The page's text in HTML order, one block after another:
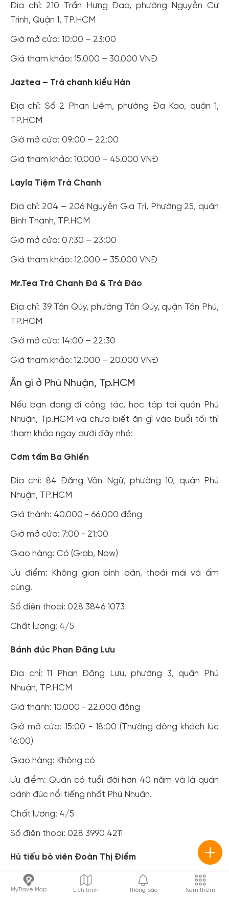
Địa chỉ: 210 Trần Hưng Đạo, phường Nguyễn Cư
Trinh, Quận 1, TP.HCM
Giờ mở cửa: 10:00 – 23:00
Giá tham khảo: 15.000 – 30.000 VNĐ
Jaztea – Trà chanh kiểu Hàn
Địa chỉ: Số 2 Phan Liêm, phường Đa Kao, quận 1,
TP.HCM
Giờ mở cửa: 09:00 – 22:00
Giá tham khảo: 10.000 – 45.000 VNĐ
Layla Tiệm Trà Chanh
Địa chỉ: 204 – 206 Nguyễn Gia Trí, Phường 25, quận
Bình Thạnh, TP.HCM
Giờ mở cửa: 07:30 – 23:00
Giá tham khảo: 12.000 – 35.000 VNĐ
Mr.Tea Trà Chanh Đá & Trà Đào
Địa chỉ: 39 Tân Qúy, phường Tân Qúy, quận Tân Phú,
TP.HCM
Giờ mở cửa: 14:00 – 22:30
Giá tham khảo: 12.000 – 20.000 VNĐ
Ăn gì ở Phú Nhuận, Tp.HCM
Nếu bạn đang đi công tác, học tập tại quận Phú
Nhuận, Tp.HCM và chưa biết ăn gì vào buổi tối thì
tham khảo ngay dưới đây nhé:
Cơm tấm Ba Ghiền
Địa chỉ: 84 Đặng Văn Ngữ, phường 10, quận Phú
Nhuận, TP.HCM
Giá thành: 40.000 - 66.000 đồng
Giờ mở cửa: 7:00 - 21:00
Giao hàng: Có (Grab, Now)
Ưu điểm: Không gian bình dân, thoải mái và ấm
cúng.
Số điện thoại: 028 3846 1073
Chất lượng: 4/5
Bánh đúc Phan Đăng Lưu
Địa chỉ: 11 Phan Đăng Lưu, phường 3, quận Phú
Nhuận, TP.HCM
Giá thành: 10.000 - 22.000 đồng
Giờ mở cửa: 15:00 - 18:00 (Thường đông khách lúc
16:00)
Giao hàng: Không có
Ưu điểm: Quán có tuổi đời hơn 40 năm và là quán
bánh đúc nổi tiếng nhất Phú Nhuận.
Chất lượng: 4/5
Số điện thoại: 028 3990 4211
Hủ tiếu bò viên Đoàn Thị Điểm
Địa chỉ: 1 Đoàn Thị Điểm, phường 1, quận Phú Nhuận,
TP.HCM
MyTravelMap Lịch trình Thông báo Xem thêm